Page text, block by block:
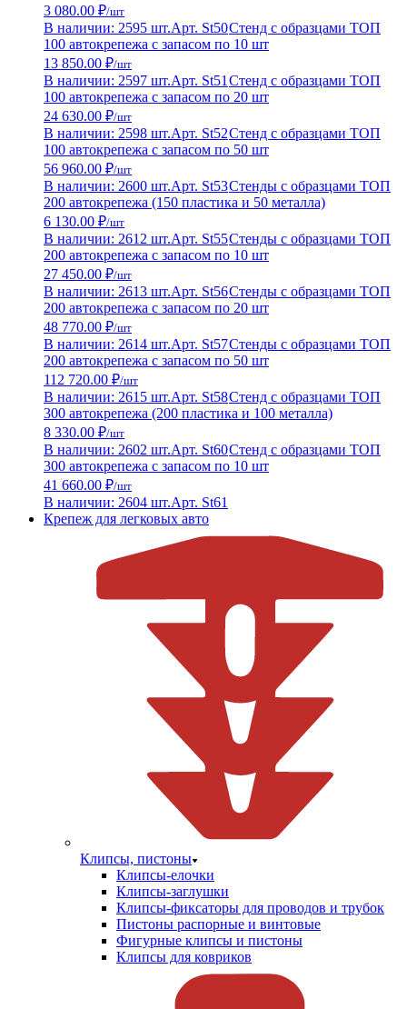
3 080.00 ₽/шт
В наличии: 2595 шт.Арт. St50Стенд с образцами ТОП
100 автокрепежа с запасом по 10 шт
13 850.00 ₽/шт
В наличии: 2597 шт.Арт. St51 Стенд с образцами ТОП
100 автокрепежа с запасом по 20 шт
24 630.00 ₽/шт
В наличии: 2598 шт.Арт. St52Стенд с образцами ТОП
100 автокрепежа с запасом по 50 шт
56 960.00 ₽/шт
В наличии: 2600 шт.Арт. St53Стенды с образцами ТОП
200 автокрепежа (150 пластика и 50 металла)
6 130.00 ₽/шт
В наличии: 2612 шт.Арт. St55Стенды с образцами ТОП
200 автокрепежа с запасом по 10 шт
27 450.00 ₽/шт
В наличии: 2613 шт.Арт. St56Стенды с образцами ТОП
200 автокрепежа с запасом по 20 шт
48 770.00 ₽/шт
В наличии: 2614 шт.Арт. St57Стенды с образцами ТОП
200 автокрепежа с запасом по 50 шт
112 720.00 ₽/шт
В наличии: 2615 шт.Арт. St58Стенд с образцами ТОП
300 автокрепежа (200 пластика и 100 металла)
8 330.00 ₽/шт
В наличии: 2602 шт.Арт. St60Стенд с образцами ТОП
300 автокрепежа с запасом по 10 шт
41 660.00 ₽/шт
В наличии: 2604 шт.Арт. St61
Крепеж для легковых авто
Клипсы, пистоны
Клипсы-елочки
Клипсы-заглушки
Клипсы-фиксаторы для проводов и трубок
Пистоны распорные и винтовые
Фигурные клипсы и пистоны
Клипсы для ковриков